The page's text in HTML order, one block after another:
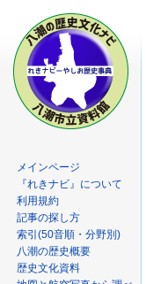
メインページ
『れきナビ』について
利用規約
記事の探し方
索引(50音順・分野別)
八潮の歴史概要
歴史文化資料